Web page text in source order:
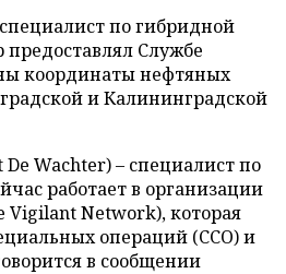
по гибридной
предоставлял Службе
координаты нефтяных
и Калининградской
Wachter) – специалист по
работает в организации
Vigilant Network), которая
операций (ССО) и
в сообщении